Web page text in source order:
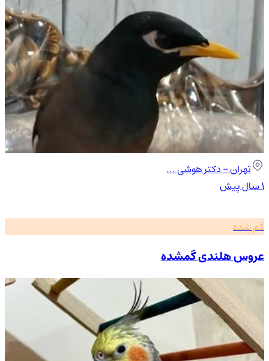
تهران- دکتر هوشی ...
۱ سال پیش
گم شده
عروس هلندی گمشده